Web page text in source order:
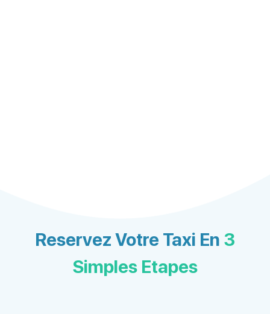
Reservez Votre Taxi En 3
Simples Etapes